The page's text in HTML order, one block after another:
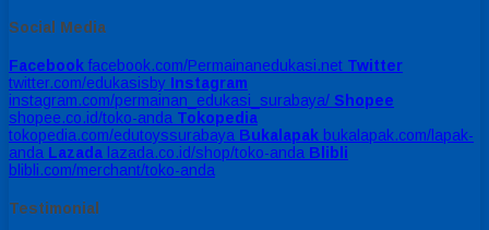
Social Media
Facebook facebook.com/Permainanedukasi.net Twitter
twitter.com/edukasisby Instagram
instagram.com/permainan_edukasi_surabaya/ Shopee
shopee.co.id/toko-anda Tokopedia
tokopedia.com/edutoyssurabaya Bukalapak bukalapak.com/lapak-
anda Lazada lazada.co.id/shop/toko-anda Blibli
blibli.com/merchant/toko-anda
Testimonial